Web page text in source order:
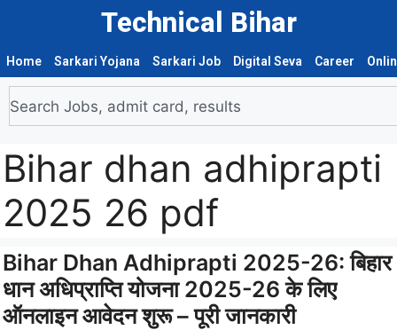
Technical Bihar
Home Sarkari Yojana Sarkari Job Digital Seva Career
Bihar dhan adhiprapti
2025 26 pdf
Bihar Dhan Adhiprapti 2025-26: बिहार
धान अधिप्राप्ति योजना 2025-26 के लिए
ऑनलाइन आवेदन शुरू – पूरी जानकारी